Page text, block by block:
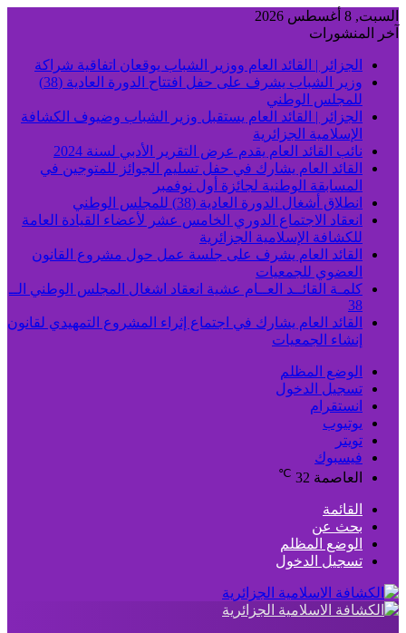
السبت, 8 أغسطس 2026
آخر المنشورات
الجزائر | القائد العام ووزير الشباب يوقعان اتفاقية شراكة
وزير الشباب يشرف على حفل افتتاح الدورة العادية (38)
للمجلس الوطني
الجزائر | القائد العام يستقبل وزير الشباب وضيوف الكشافة
الإسلامية الجزائرية
نائب القائد العام يقدم عرض التقرير الأدبي لسنة 2024
القائد العام يشارك في حفل تسليم الجوائز للمتوجين في
المسابقة الوطنية لجائزة أول نوفمبر
انطلاق أشغال الدورة العادية (38) للمجلس الوطني
انعقاد الاجتماع الدوري الخامس عشر لأعضاء القيادة العامة
للكشافة الإسلامية الجزائرية
القائد العام يشرف على جلسة عمل حول مشروع القانون
العضوي للجمعيات
كلمـة القائــد العــام عشية انعقاد اشغال المجلس الوطني الــ
38
القائد العام يشارك في اجتماع إثراء المشروع التمهيدي لقانون
إنشاء الجمعيات
الوضع المظلم
تسجيل الدخول
انستقرام
يوتيوب
تويتر
فيسبوك
العاصمة 32
℃
القائمة
بحث عن
الوضع المظلم
تسجيل الدخول